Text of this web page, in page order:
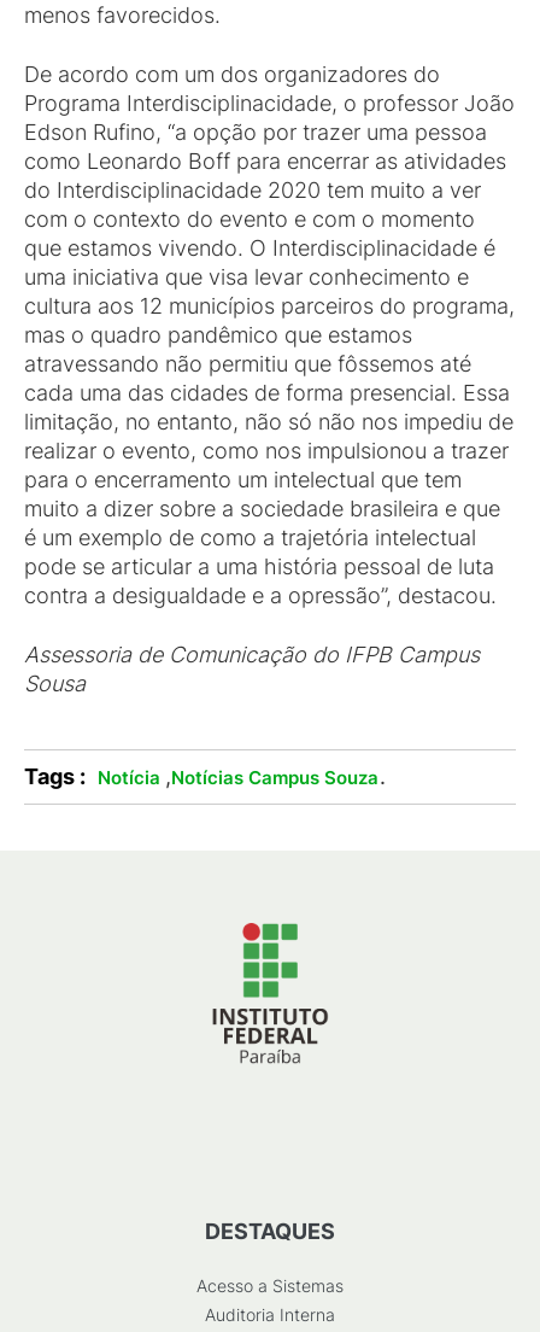
menos favorecidos.
De acordo com um dos organizadores do
Programa Interdisciplinacidade, o professor João
Edson Rufino, “a opção por trazer uma pessoa
como Leonardo Boff para encerrar as atividades
do Interdisciplinacidade 2020 tem muito a ver
com o contexto do evento e com o momento
que estamos vivendo. O Interdisciplinacidade é
uma iniciativa que visa levar conhecimento e
cultura aos 12 municípios parceiros do programa,
mas o quadro pandêmico que estamos
atravessando não permitiu que fôssemos até
cada uma das cidades de forma presencial. Essa
limitação, no entanto, não só não nos impediu de
realizar o evento, como nos impulsionou a trazer
para o encerramento um intelectual que tem
muito a dizer sobre a sociedade brasileira e que
é um exemplo de como a trajetória intelectual
pode se articular a uma história pessoal de luta
contra a desigualdade e a opressão”, destacou.
Assessoria de Comunicação do IFPB Campus
Sousa
Tags : Notícia ,Notícias Campus Souza.
DESTAQUES
Acesso a Sistemas
Auditoria Interna